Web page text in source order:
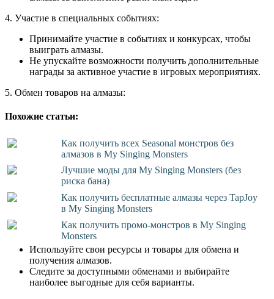
4. Участие в специальных событиях:
Принимайте участие в событиях и конкурсах, чтобы
выиграть алмазы.
Не упускайте возможности получить дополнительные
награды за активное участие в игровых мероприятиях.
5. Обмен товаров на алмазы:
Похожие статьи:
Как получить всех Seasonal монстров без
алмазов в My Singing Monsters
Лучшие моды для My Singing Monsters (без
риска бана)
Как получить бесплатные алмазы через TapJoy
в My Singing Monsters
Как получить промо-монстров в My Singing
Monsters
Используйте свои ресурсы и товары для обмена и
получения алмазов.
Следите за доступными обменами и выбирайте
наиболее выгодные для себя варианты.